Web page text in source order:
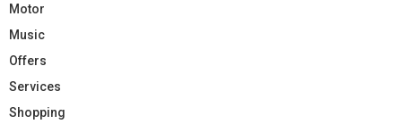
Motor
Music
Offers
Services
Shopping